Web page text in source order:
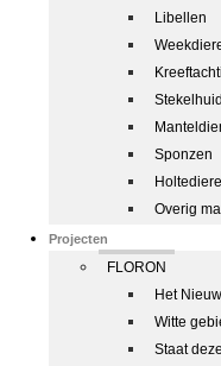
Libellen
Sponzen
Overig
Projecten
FLORON
Het
Witte
Staat